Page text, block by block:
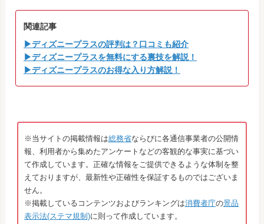
関連記事
▶ディズニープラスの評判は？口コミも紹介
▶ディズニープラスを無料にする裏技を解説！
▶ディズニープラスのお得な入り方解説！
※当サイトの掲載情報は総務省ならびに各通信事業者の公開情
報、利用者から集めたアンケートなどの客観的な事実に基づい
て作成しています。正確な情報をご提供できるような体制を整
えておりますが、最新性や正確性を保証するものではございま
せん。
※掲載しているコンテンツおよびランキングは消費者庁の景品
表示法(ステマ規制)に則って作成しています。